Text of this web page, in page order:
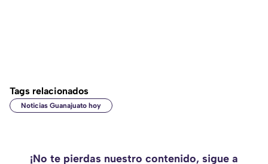
Tags relacionados
Noticias Guanajuato hoy
¡No te pierdas nuestro contenido, sigue a